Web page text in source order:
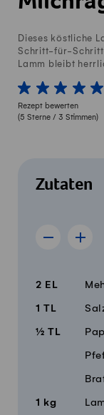
Dieses köstliche
Schritt-für-
Lamm bleibt
1 von 5 Sterne
2 von 5 Sterne
3 von 5 Sterne
4 von 5
5
Rezept bewerten
(5 Sterne / 3 Stimmen)
Zutaten
5 Portionen
Rezept
Menge
2 EL
1 TL
½ TL
1 kg